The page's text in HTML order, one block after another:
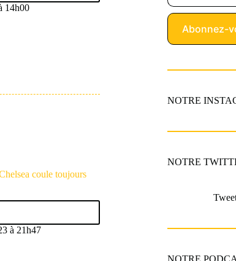
14h00
coule toujours
à 21h47
Abonnez-
NOTRE
NOTRE
NOTRE